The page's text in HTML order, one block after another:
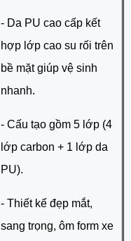
- Da PU cao cấp kết
hợp lớp cao su rối trên
bề mặt giúp vệ sinh
nhanh.
- Cấu tạo gồm 5 lớp (4
lớp carbon + 1 lớp da
PU).
- Thiết kế đẹp mắt,
sang trọng, ôm form xe